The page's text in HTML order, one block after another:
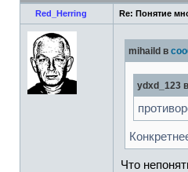
Red_Herring Re: Понятие
mihaild в
ydxd_123 в
Что